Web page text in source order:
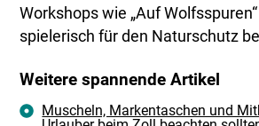
Workshops wie „Auf
spielerisch für den Naturschutz
Weitere spannende Artikel
Muscheln, Markentaschen und